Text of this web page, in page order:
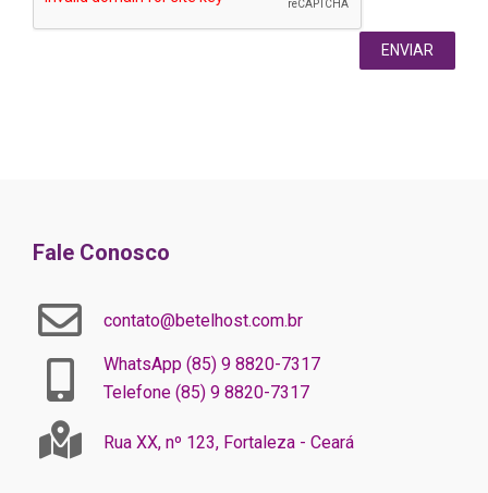
Fale Conosco
contato@betelhost.com.br
WhatsApp (85) 9 8820-7317
Telefone (85) 9 8820-7317
Rua XX, nº 123, Fortaleza - Ceará